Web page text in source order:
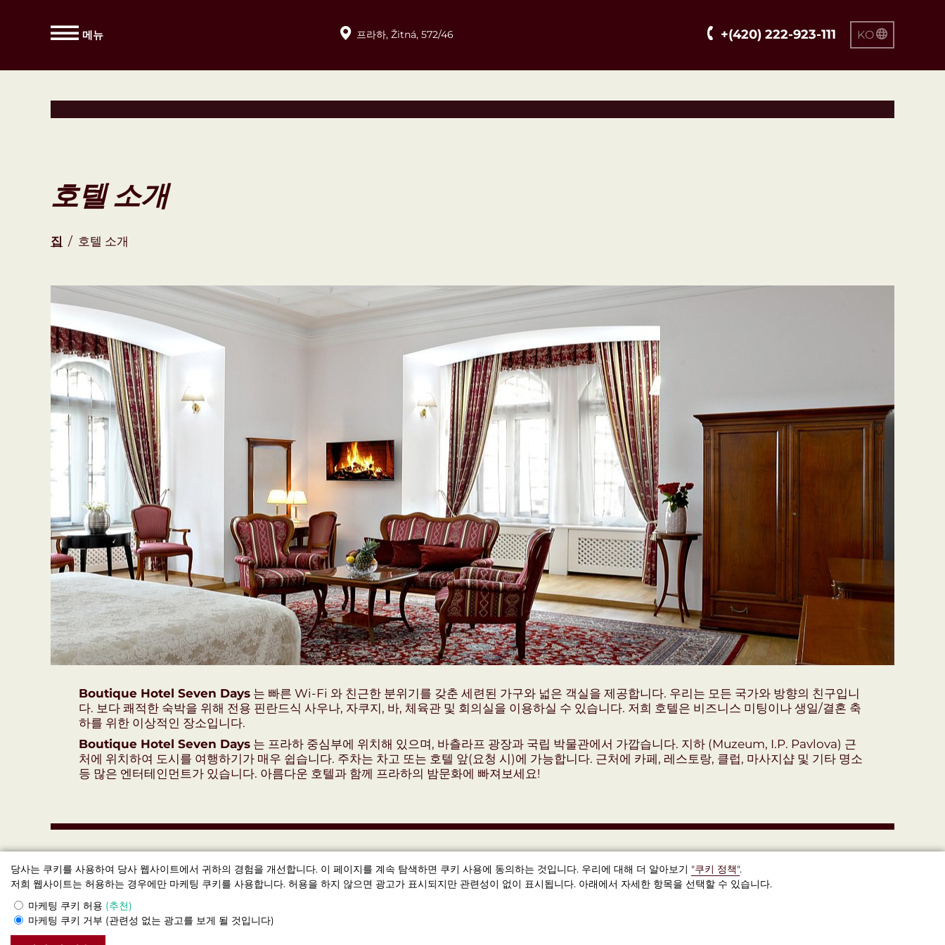
메뉴 프라하, Žitná, 572/46 +(420) 222-923-111 KO
호텔 소개
집 / 호텔 소개
Boutique Hotel Seven Days 는 빠른 Wi-Fi 와 친근한 분위기를 갖춘 세련된 가구와 넓은 객실을 제공합니다. 우리는 모든 국가와 방향의 친구입니
다. 보다 쾌적한 숙박을 위해 전용 핀란드식 사우나, 자쿠지, 바, 체육관 및 회의실을 이용하실 수 있습니다. 저희 호텔은 비즈니스 미팅이나 생일/결혼 축
하를 위한 이상적인 장소입니다.
Boutique Hotel Seven Days 는 프라하 중심부에 위치해 있으며, 바츨라프 광장과 국립 박물관에서 가깝습니다. 지하 (Muzeum, I.P. Pavlova) 근
처에 위치하여 도시를 여행하기가 매우 쉽습니다. 주차는 차고 또는 호텔 앞(요청 시)에 가능합니다. 근처에 카페, 레스토랑, 클럽, 마사지샵 및 기타 명소
등 많은 엔터테인먼트가 있습니다. 아름다운 호텔과 함께 프라하의 밤문화에 빠져보세요!
부티크 호텔 Seven Days (부티크호텔 세븐데이즈) , 프라하
© 2026 공식 웹사이트
당사는 쿠키를 사용하여 당사 웹사이트에서 귀하의 경험을 개선합니다. 이 페이지를 계속 탐색하면 쿠키 사용에 동의하는 것입니다. 우리에 대해 더 알아보기 "쿠키 정책".
저희 웹사이트는 허용하는 경우에만 마케팅 쿠키를 사용합니다. 허용을 하지 않으면 광고가 표시되지만 관련성이 없이 표시됩니다. 아래에서 자세한 항목을 선택할 수 있습니다.
마케팅 쿠키 허용 (추천)
마케팅 쿠키 거부 (관련성 없는 광고를 보게 될 것입니다)